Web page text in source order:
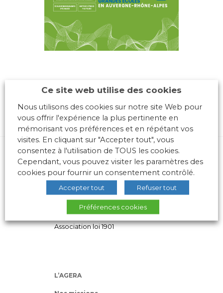
10 place des Archives – Bât G –
69288 LYON Cedex 02
Association loi 1901
L’AGERA
Ce site web utilise des cookies
Nous utilisons des cookies sur notre site Web pour
vous offrir l'expérience la plus pertinente en
mémorisant vos préférences et en répétant vos
visites. En cliquant sur "Accepter tout", vous
consentez à l'utilisation de TOUS les cookies.
Cependant, vous pouvez visiter les paramètres des
cookies pour fournir un consentement contrôlé.
Accepter tout Refuser tout
Préférences cookies